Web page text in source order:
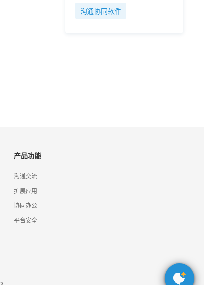
沟通协同软件
产品功能
沟通交流
扩展应用
协同办公
平台安全